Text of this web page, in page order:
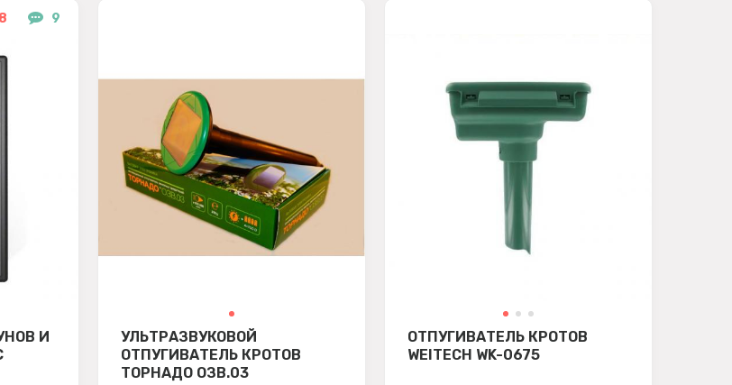
9
И
УЛЬТРАЗВУКОВОЙ
ОТПУГИВАТЕЛЬ КРОТОВ
ТОРНАДО ОЗВ.03
ОТПУГИВАТЕЛЬ КРОТОВ
WEITECH WK-0675